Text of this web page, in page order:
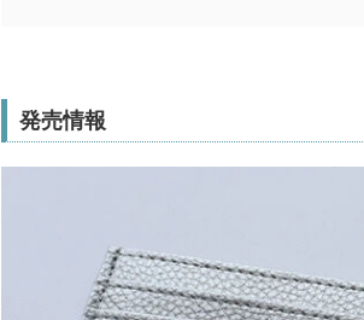
発売情報